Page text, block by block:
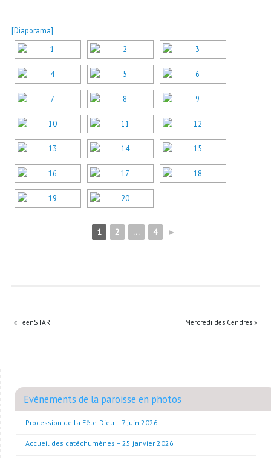
[Diaporama]
1 2 ... 4 ►
«TeenSTAR Mercredi des Cendres»
Evénements de la paroisse en photos
Procession de la Fête-Dieu – 7 juin 2026
Accueil des catéchumènes – 25 janvier 2026